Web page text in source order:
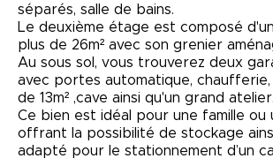
séparés, salle de bains.
Le deuxième étage est composé
plus de 26m² avec son grenier
Au sous sol, vous trouverez deux
avec portes automatique,
de 13m² ,cave ainsi qu'un grand atelier.
Ce bien est idéal pour une famille ou
offrant la possibilité de stockage
adapté pour le stationnement d’un